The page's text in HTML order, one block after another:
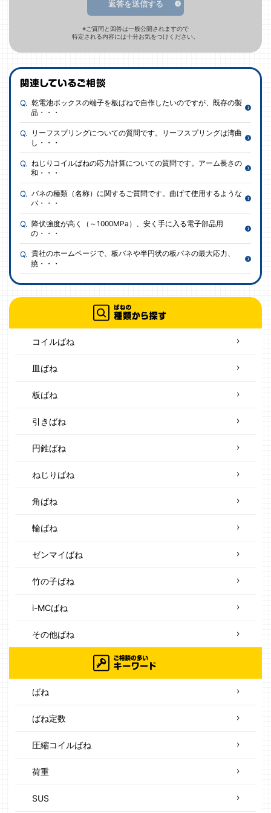
返答を送信する
※ご質問と回答は一般公開されますので
特定される内容には十分お気をつけください。
乾電池ボックスの端子を板ばねで自作したいのですが、既存の製
品・・・
リーフスプリングについての質問です。リーフスプリングは湾曲
し・・・
ねじりコイルばねの応力計算についての質問です。アーム長さの
和・・・
バネの種類（名称）に関するご質問です。曲げて使用するような
バ・・・
降伏強度が高く（～1000MPa）、安く手に入る電子部品用
の・・・
貴社のホームページで、板バネや半円状の板バネの最大応力、
撓・・・
コイルばね
皿ばね
板ばね
引きばね
円錐ばね
ねじりばね
角ばね
輪ばね
ゼンマイばね
竹の子ばね
i-MCばね
その他ばね
ばね
ばね定数
圧縮コイルばね
荷重
SUS